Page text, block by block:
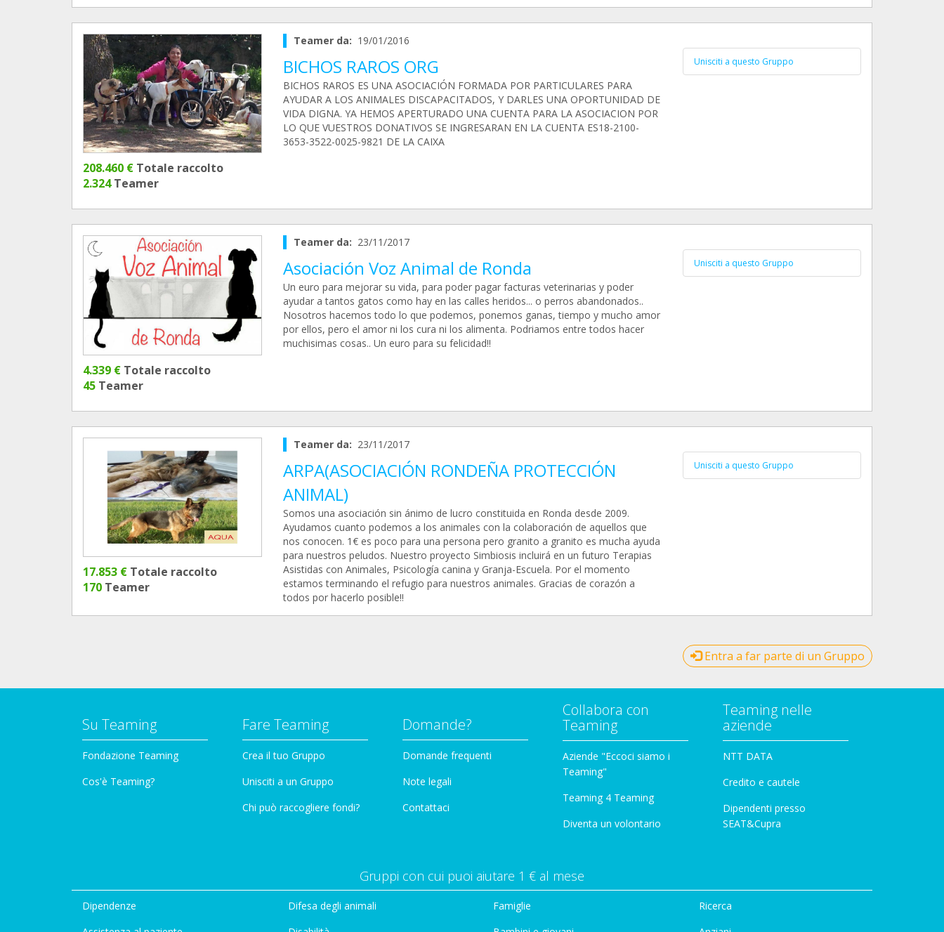
208.460 € Totale raccolto
2.324Teamer
Teamer da: 19/01/2016
BICHOS RAROS ORG
BICHOS RAROS ES UNA ASOCIACIÓN FORMADA POR PARTICULARES PARA
AYUDAR A LOS ANIMALES DISCAPACITADOS, Y DARLES UNA OPORTUNIDAD DE
VIDA DIGNA. YA HEMOS APERTURADO UNA CUENTA PARA LA ASOCIACION POR
LO QUE VUESTROS DONATIVOS SE INGRESARAN EN LA CUENTA ES18-2100-
3653-3522-0025-9821 DE LA CAIXA
Unisciti a questo Gruppo
4.339 € Totale raccolto
45 Teamer
Teamer da: 23/11/2017
Asociación Voz Animal de Ronda
Un euro para mejorar su vida, para poder pagar facturas veterinarias y poder
ayudar a tantos gatos como hay en las calles heridos... o perros abandonados..
Nosotros hacemos todo lo que podemos, ponemos ganas, tiempo y mucho amor
por ellos, pero el amor ni los cura ni los alimenta. Podriamos entre todos hacer
muchisimas cosas.. Un euro para su felicidad!!
Unisciti a questo Gruppo
17.853 € Totale raccolto
170 Teamer
Teamer da: 23/11/2017
ARPA(ASOCIACIÓN RONDEÑA PROTECCIÓN
ANIMAL)
Somos una asociación sin ánimo de lucro constituida en Ronda desde 2009.
Ayudamos cuanto podemos a los animales con la colaboración de aquellos que
nos conocen. 1€ es poco para una persona pero granito a granito es mucha ayuda
para nuestros peludos. Nuestro proyecto Simbiosis incluirá en un futuro Terapias
Asistidas con Animales, Psicología canina y Granja-Escuela. Por el momento
estamos terminando el refugio para nuestros animales. Gracias de corazón a
todos por hacerlo posible!!
Unisciti a questo Gruppo
Entra a far parte di un Gruppo
Su Teaming
Fondazione Teaming
Cos'è Teaming?
Fare Teaming
Crea il tuo Gruppo
Unisciti a un Gruppo
Chi può raccogliere fondi?
Domande?
Domande frequenti
Note legali
Contattaci
Collabora con
Teaming
Aziende "Eccoci siamo i
Teaming"
Teaming 4 Teaming
Diventa un volontario
Teaming nelle
aziende
NTT DATA
Credito e cautele
Dipendenti presso
SEAT&Cupra
Gruppi con cui puoi aiutare 1 € al mese
Dipendenze
Difesa degli animali
Famiglie
Ricerca